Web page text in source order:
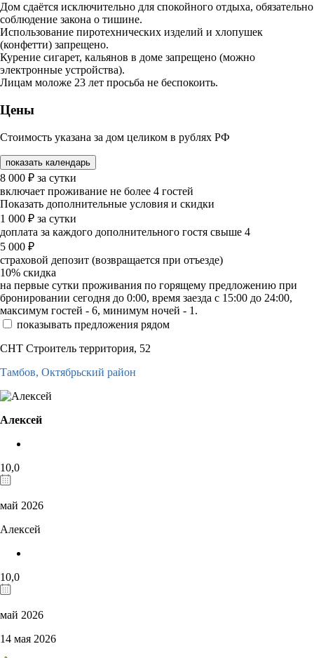
Дом сдаётся исключительно для спокойного отдыха, обязательно
соблюдение закона о тишине.
Использование пиротехнических изделий и хлопушек
(конфетти) запрещено.
Курение сигарет, кальянов в доме запрещено (можно
электронные устройства).
Лицам моложе 23 лет просьба не беспокоить.
Цены
Стоимость указана за дом целиком в рублях РФ
показать календарь
8 000 ₽ за сутки
включает проживание не более 4 гостей
Показать дополнительные условия и скидки
1 000 ₽ за сутки
доплата за каждого дополнительного гостя свыше 4
5 000 ₽
страховой депозит (возвращается при отъезде)
10% скидка
на первые сутки проживания по горящему предложению при
бронировании сегодня до 0:00, время заезда с 15:00 до 24:00,
максимум гостей - 6, минимум ночей - 1.
показывать предложения рядом
СНТ Строитель территория, 52
Тамбов, Октябрьский район
Алексей
10,0
май 2026
Алексей
10,0
май 2026
14 мая 2026